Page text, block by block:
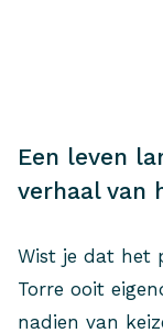
Een leven
verhaal van
Wist je dat het
Torre ooit
nadien van